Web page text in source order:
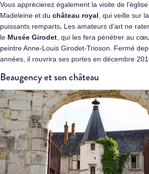
Vous apprécierez également la visite de
Madeleine et du château royal, qui veille sur
puissants remparts. Les amateurs d’art ne
le Musée Girodet, qui les fera pénétrer au
peintre Anne-Louis Girodet-Trioson. Fermé
années, il rouvrira ses portes en décembre
Beaugency et son château